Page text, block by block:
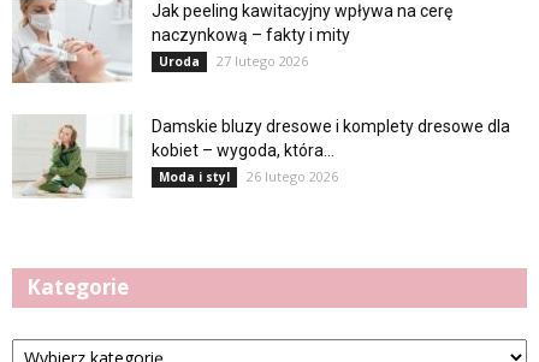
Jak peeling kawitacyjny wpływa na cerę
naczynkową – fakty i mity
Uroda 27 lutego 2026
Damskie bluzy dresowe i komplety dresowe dla
kobiet – wygoda, która...
Moda i styl 26 lutego 2026
Kategorie
Kategorie